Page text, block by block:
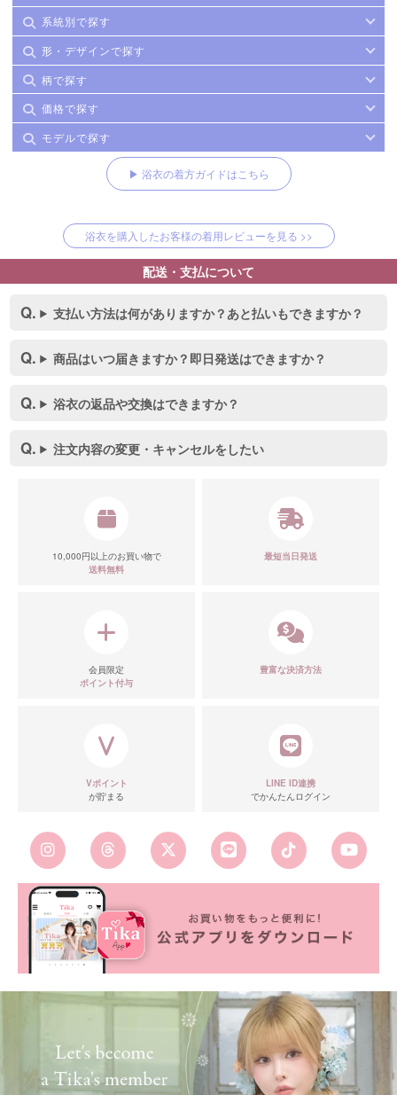
系統別で探す
形・デザインで探す
柄で探す
価格で探す
モデルで探す
▶ 浴衣の着方ガイドはこちら
浴衣を購入したお客様の着用レビューを見る >>
配送・支払について
支払い方法は何がありますか？あと払いもできますか？
商品はいつ届きますか？即日発送はできますか？
浴衣の返品や交換はできますか？
注文内容の変更・キャンセルをしたい
10,000円以上のお買い物で
送料無料
最短当日発送
会員限定
ポイント付与
豊富な決済方法
Vポイント
が貯まる
LINE ID連携
でかんたんログイン